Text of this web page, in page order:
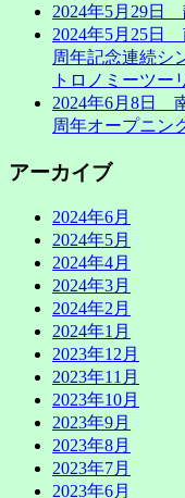
2024年5月29日
2024年5月25日
周年記念連続シ
トロノミーツー
2024年6月8日
周年オープニン
アーカイブ
2024年6月
2024年5月
2024年4月
2024年3月
2024年2月
2024年1月
2023年12月
2023年11月
2023年10月
2023年9月
2023年8月
2023年7月
2023年6月